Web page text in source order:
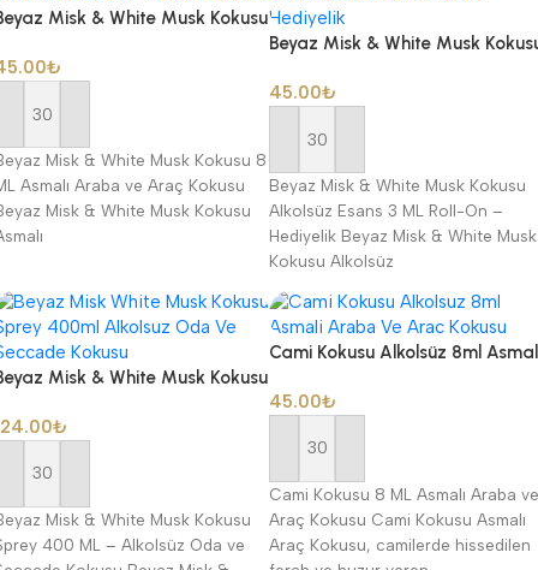
Misk & White Musk Kokusu
₺
Sepete Ekle
Misk & White Musk Kokusu 8
Asmalı Araba ve Araç Kokusu
Misk & White Musk Kokusu
Beyaz Misk & White Musk
Hediyelik
45.00₺
Sepete Ekle
Beyaz Misk & White Musk Kokusu
Alkolsüz Esans 3 ML Roll-On –
Hediyelik Beyaz Misk & White Musk
Kokusu Alkolsüz
Misk & White Musk Kokusu
Kokusu
₺
Sepete Ekle
Misk & White Musk Kokusu
400 ML – Alkolsüz Oda ve
Cami Kokusu Alkolsüz 8ml
45.00₺
Sepete Ekle
Cami Kokusu 8 ML Asmalı Araba ve
Araç Kokusu Cami Kokusu Asmalı
Araç Kokusu, camilerde hissedilen